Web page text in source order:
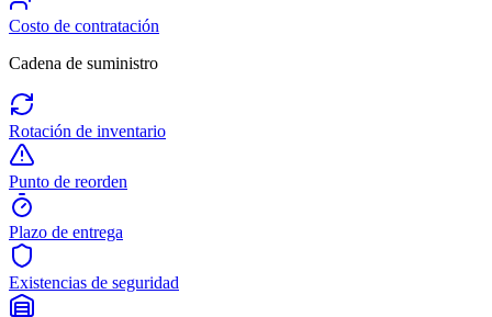
Costo de contratación
Cadena de suministro
Rotación de inventario
Punto de reorden
Plazo de entrega
Existencias de seguridad